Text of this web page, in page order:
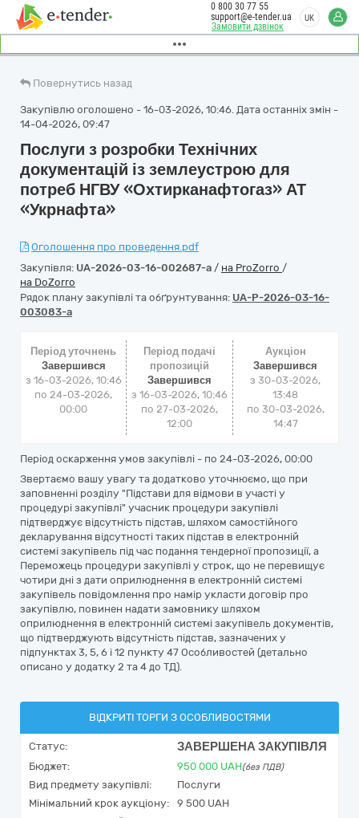
Замовити дзвінок
0 800 30 77 55
support@e-tender.ua
UK
Повернутись назад
Закупівлю оголошено - 16-03-2026, 10:46. Дата останніх змін -
14-04-2026, 09:47
Послуги з розробки Технічних
документацій із землеустрою для
потреб НГВУ «Охтирканафтогаз» АТ
«Укрнафта»
Оголошення про проведення.pdf
Закупівля: UA-2026-03-16-002687-a / на ProZorro /
на DoZorro
Рядок плану закупівлі та обґрунтування: UA-P-2026-03-16-
003083-a
Період уточнень
Завершився
з 16-03-2026, 10:46
по 24-03-2026,
00:00
Період подачі
пропозицій
Завершився
з 16-03-2026, 10:46
по 27-03-2026,
12:00
Аукціон
Завершився
з30-03-2026,
13:48
по 30-03-2026,
14:47
Період оскарження умов закупівлі - по 24-03-2026, 00:00
Звертаємо вашу увагу та додатково уточнюємо, що при
заповненні розділу "Підстави для відмови в участі у
процедурі закупівлі" учасник процедури закупівлі
підтверджує відсутність підстав, шляхом самостійного
декларування відсутності таких підстав в електронній
системі закупівель під час подання тендерної пропозиції, а
Переможець процедури закупівлі у строк, що не перевищує
чотири дні з дати оприлюднення в електронній системі
закупівель повідомлення про намір укласти договір про
закупівлю, повинен надати замовнику шляхом
оприлюднення в електронній системі закупівель документів,
що підтверджують відсутність підстав, зазначених у
підпунктах 3, 5, 6 і 12 пункту 47 Особливостей (детально
описано у додатку 2 та 4 до ТД).
ВІДКРИТІ ТОРГИ З ОСОБЛИВОСТЯМИ
Статус: ЗАВЕРШЕНА ЗАКУПІВЛЯ
Бюджет: 950 000 UAH(без ПДВ)
Вид предмету закупівлі:
Послуги
Мінімальний крок аукціону:
9 500 UAH